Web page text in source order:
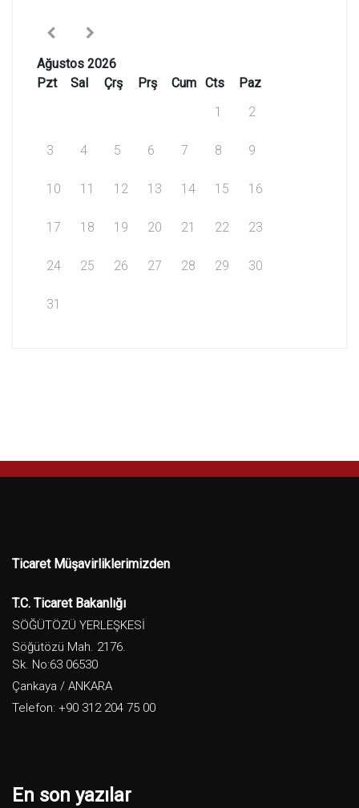
Ağustos 2026
Pzt
Sal Çrş Prş Cum Cts
Paz
1
2
3 4 5 6 7 8 9
10 11 12 13 14 15 16
17 18 19 20 21 22 23
24 25 26 27 28 29 30
31
Ticaret Müşavirliklerimizden
T.C. Ticaret Bakanlığı
SÖĞÜTÖZÜ YERLEŞKESİ
Söğütözü Mah. 2176.
Sk. No:63 06530
Çankaya / ANKARA
Telefon: +90 312 204 75 00
En son yazılar